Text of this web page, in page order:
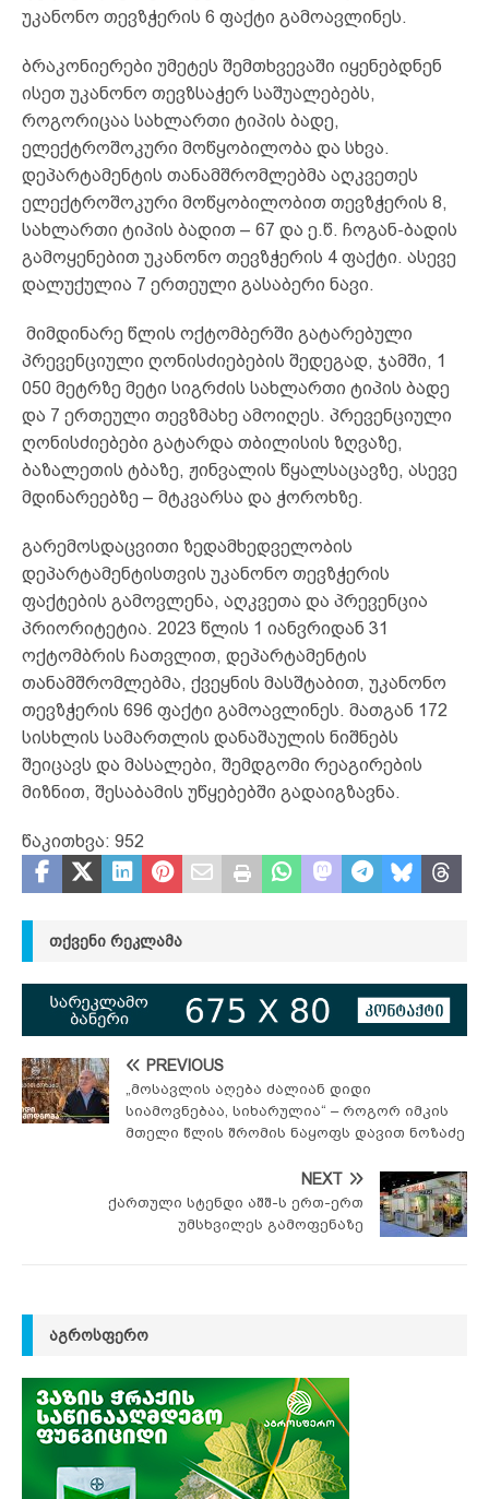
უკანონო თევზჭერის 6 ფაქტი გამოავლინეს.
ბრაკონიერები უმეტეს შემთხვევაში იყენებდნენ
ისეთ უკანონო თევზსაჭერ საშუალებებს,
როგორიცაა სახლართი ტიპის ბადე,
ელექტროშოკური მოწყობილობა და სხვა.
დეპარტამენტის თანამშრომლებმა აღკვეთეს
ელექტროშოკური მოწყობილობით თევზჭერის 8,
სახლართი ტიპის ბადით – 67 და ე.წ. ჩოგან-ბადის
გამოყენებით უკანონო თევზჭერის 4 ფაქტი. ასევე
დალუქულია 7 ერთეული გასაბერი ნავი.
მიმდინარე წლის ოქტომბერში გატარებული
პრევენციული ღონისძიებების შედეგად, ჯამში, 1
050 მეტრზე მეტი სიგრძის სახლართი ტიპის ბადე
და 7 ერთეული თევზმახე ამოიღეს. პრევენციული
ღონისძიებები გატარდა თბილისის ზღვაზე,
ბაზალეთის ტბაზე, ჟინვალის წყალსაცავზე, ასევე
მდინარეებზე – მტკვარსა და ჭოროხზე.
გარემოსდაცვითი ზედამხედველობის
დეპარტამენტისთვის უკანონო თევზჭერის
ფაქტების გამოვლენა, აღკვეთა და პრევენცია
პრიორიტეტია. 2023 წლის 1 იანვრიდან 31
ოქტომბრის ჩათვლით, დეპარტამენტის
თანამშრომლებმა, ქვეყნის მასშტაბით, უკანონო
თევზჭერის 696 ფაქტი გამოავლინეს. მათგან 172
სისხლის სამართლის დანაშაულის ნიშნებს
შეიცავს და მასალები, შემდგომი რეაგირების
მიზნით, შესაბამის უწყებებში გადაიგზავნა.
წაკითხვა: 952
ᲗᲥᲕᲔᲜᲘ ᲠᲔᲙᲚᲐᲛᲐ
PREVIOUS
„მოსავლის აღება ძალიან დიდი
სიამოვნებაა, სიხარულია“ – როგორ იმკის
მთელი წლის შრომის ნაყოფს დავით ნოზაძე
NEXT
ქართული სტენდი აშშ-ს ერთ-ერთ
უმსხვილეს გამოფენაზე
ᲐᲒᲠᲝᲡᲤᲔᲠᲝ